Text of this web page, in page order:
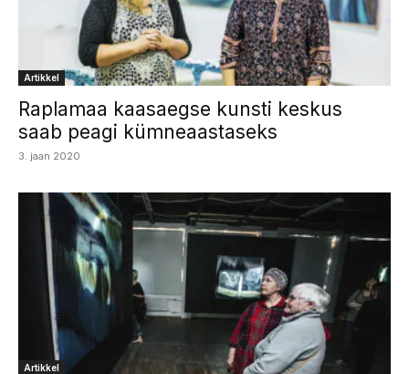
Artikkel
Raplamaa kaasaegse kunsti keskus
saab peagi kümneaastaseks
3. jaan 2020
Artikkel